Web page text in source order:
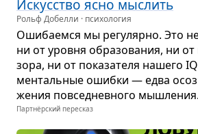
Искус­ство ясно мыс­лить
Рольф Добелли · психология
Оши­ба­емся мы регу­лярно. Это
ни от уровня обра­зо­ва­ния, ни
зора, ни от пока­за­теля нашего
мен­таль­ные ошибки — едва
же­ния повсе­­днев­ного
Партнёрский пересказ